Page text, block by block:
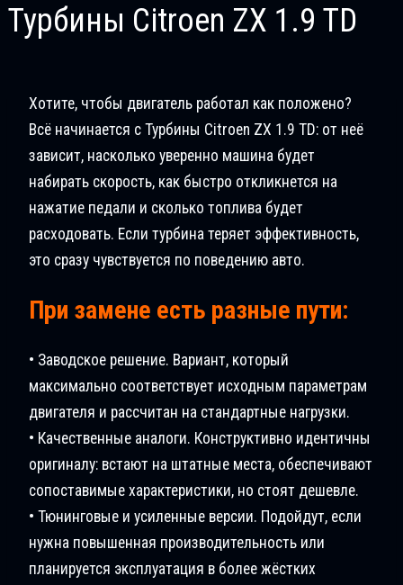
Турбины Citroen ZX 1.9 TD
Хотите, чтобы двигатель работал как положено?
Всё начинается с Турбины Citroen ZX 1.9 TD: от неё
зависит, насколько уверенно машина будет
набирать скорость, как быстро откликнется на
нажатие педали и сколько топлива будет
расходовать. Если турбина теряет эффективность,
это сразу чувствуется по поведению авто.
При замене есть разные пути:
• Заводское решение. Вариант, который
максимально соответствует исходным параметрам
двигателя и рассчитан на стандартные нагрузки.
• Качественные аналоги. Конструктивно идентичны
оригиналу: встают на штатные места, обеспечивают
сопоставимые характеристики, но стоят дешевле.
• Тюнинговые и усиленные версии. Подойдут, если
нужна повышенная производительность или
планируется эксплуатация в более жёстких